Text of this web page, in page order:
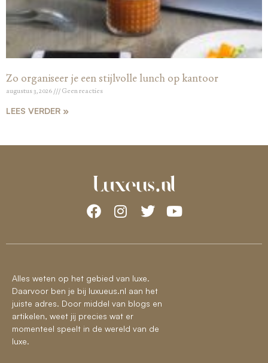
Zo organiseer je een stijlvolle lunch op kantoor
augustus 3, 2026 Geen reacties
LEES VERDER »
Alles weten op het gebied van luxe.
Daarvoor ben je bij luxueus.nl aan het
juiste adres. Door middel van blogs en
artikelen, weet jij precies wat er
momenteel speelt in de wereld van de
luxe.